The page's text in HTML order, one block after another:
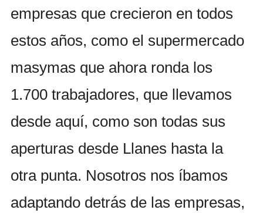
empresas que crecieron en todos
estos años, como el supermercado
masymas que ahora ronda los
1.700 trabajadores, que llevamos
desde aquí, como son todas sus
aperturas desde Llanes hasta la
otra punta. Nosotros nos íbamos
adaptando detrás de las empresas,